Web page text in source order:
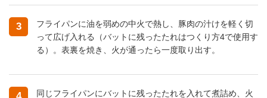
3
フライパンに油を弱めの中火で熱し、豚肉の汁けを軽く切
って広げ入れる（バットに残ったたれはつくり方4で使用す
る）。表裏を焼き、火が通ったら一度取り出す。
同じフライパンにバットに残ったたれを入れて煮詰め、火